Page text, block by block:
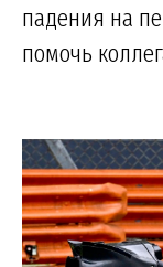
падения на
помочь